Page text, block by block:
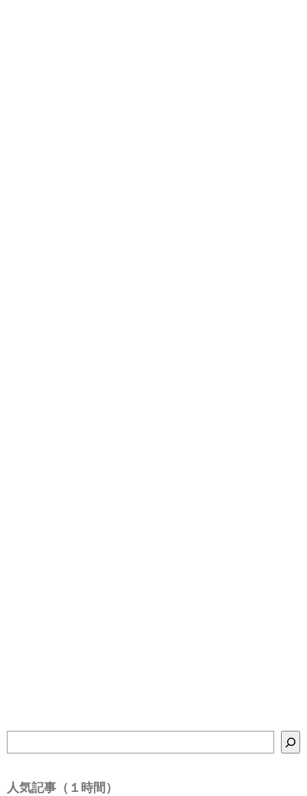
索
人気記事（１時間）